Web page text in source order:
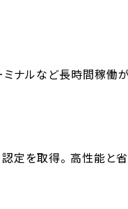
ナルなど長時間稼働
を取得。 高性能と省